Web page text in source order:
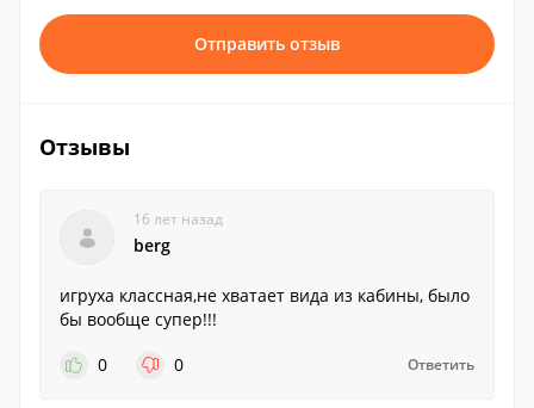
Отправить отзыв
Отзывы
16 лет назад
berg
игруха классная,не хватает вида из кабины, было
бы вообще супер!!!
0
0 Ответить